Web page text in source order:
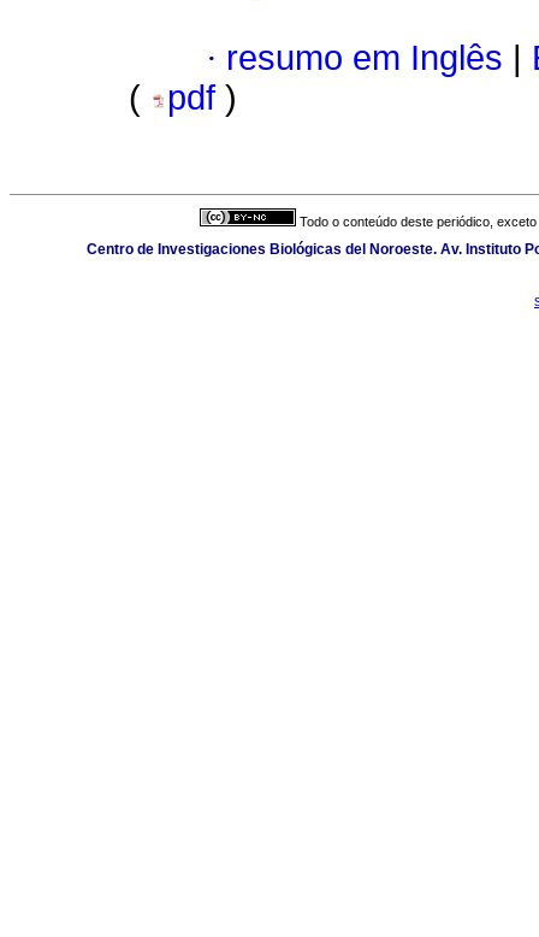
· resumo em Inglês
(
pdf )
Todo o conteúdo deste periódico,
Centro de Investigaciones Biológicas del Noroeste. Av. Instituto